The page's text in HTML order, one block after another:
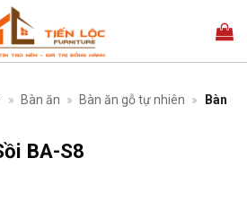
» Bàn ăn » Bàn ăn gỗ tự nhiên »
Bàn
BA-S8